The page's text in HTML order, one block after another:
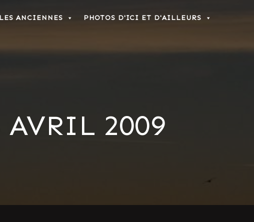
ANCIENNES PHOTOS D'ICI ET D'AILLEURS
AVRIL 2009